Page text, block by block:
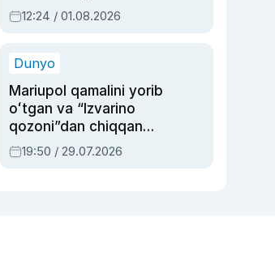
Oripovni siyosiy
ayblovlardan asrab
12:24 / 01.08.2026
Dunyo
Mariupol qamalini yorib
oʻtgan va “Izvarino
qozoni”dan chiqqan
qahramon — Ukraina
armiyasi bosh
19:50 / 29.07.2026